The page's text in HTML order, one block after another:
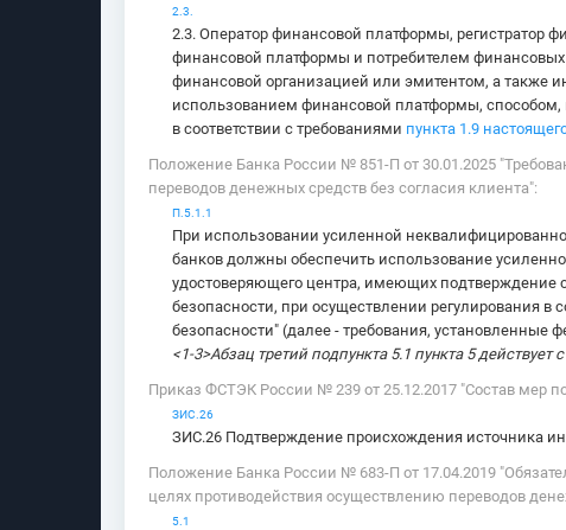
2.3.
2.3. Оператор финансовой платформы, регистратор
финансовой платформы и потребителем
финансовой организацией или эмитентом, а также
использованием финансовой платформы,
в соответствии с требованиями пункта 1.9
Положение Банка России № 851-П от 30.01.2025
переводов денежных средств без согласия клиента":
П.5.1.1
При использовании усиленной
банков должны обеспечить использование
удостоверяющего центра, имеющих подтверждение
безопасности, при осуществлении регулирования в
безопасности" (далее - требования,
<1-3>Абзац третий подпункта 5.1 пункта 5 действует
Приказ ФСТЭК России № 239 от 25.12.2017 "Состав мер
ЗИС.26
ЗИС.26 Подтверждение происхождения источника
Положение Банка России № 683-П от 17.04.2019
целях противодействия осуществлению переводов
5.1